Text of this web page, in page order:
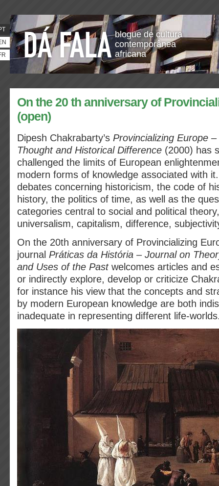
blogue de cultura
contemporânea
africana
On the 20 th anniversary of
(open)
Dipesh Chakrabarty’s Provincializing Europe
Thought and Historical Difference (2000) has
challenged the limits of European
modern forms of knowledge associated with
debates concerning historicism, the code of
history, the politics of time, as well as the
categories central to social and political
universalism, capitalism, difference,
On the 20th anniversary of Provincializing
journal Práticas da História – Journal on
and Uses of the Pastwelcomes articles and
or indirectly explore, develop or criticize
for instance his view that the concepts and
by modern European knowledge are both
inadequate in representing different life-